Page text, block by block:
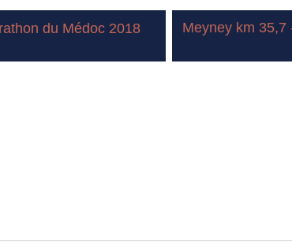
du Médoc 2018 Meyney km 35,7